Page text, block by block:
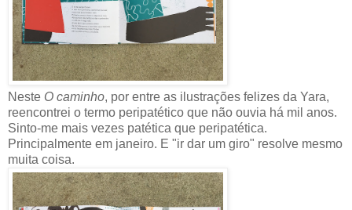
Neste O caminho, por entre as ilustrações felizes da Yara,
reencontrei o termo peripatético que não ouvia há mil anos.
Sinto-me mais vezes patética que peripatética.
Principalmente em janeiro. E "ir dar um giro" resolve mesmo
muita coisa.